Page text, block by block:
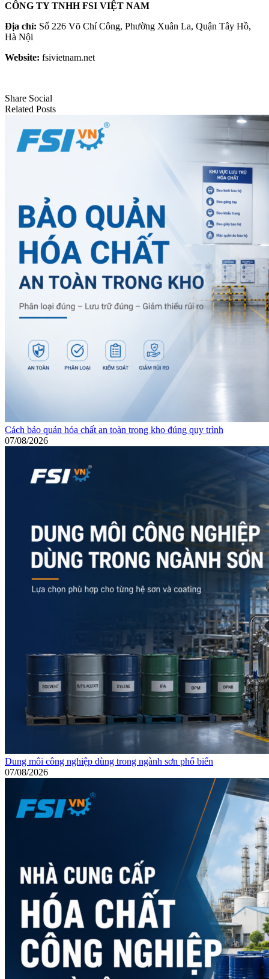
CÔNG TY TNHH FSI VIỆT NAM
Địa chỉ: Số 226 Võ Chí Công, Phường Xuân La, Quận Tây Hồ,
Hà Nội
Website: fsivietnam.net
Share Social
Related Posts
Cách bảo quản hóa chất an toàn trong kho đúng quy trình
07/08/2026
Dung môi công nghiệp dùng trong ngành sơn phổ biến
07/08/2026